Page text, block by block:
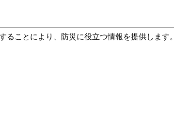
ことにより、防災に役立つ情報を提供します。